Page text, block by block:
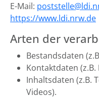
E-Mail:
https://www.ldi.nrw.de
Arten der
Bestandsdaten
Kontaktdaten
Inhaltsdaten (z.B.
Videos).